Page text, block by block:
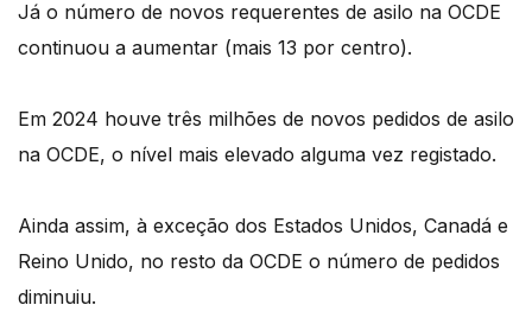
Já o número de novos requerentes de asilo na OCDE
continuou a aumentar (mais 13 por centro).
Em 2024 houve três milhões de novos pedidos de asilo
na OCDE, o nível mais elevado alguma vez registado.
Ainda assim, à exceção dos Estados Unidos, Canadá e
Reino Unido, no resto da OCDE o número de pedidos
diminuiu.